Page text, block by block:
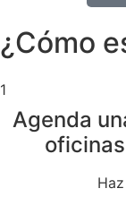
¿Cómo
1
Agenda